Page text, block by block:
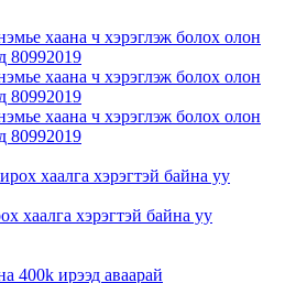
хаалга хэрэгтэй байна уу